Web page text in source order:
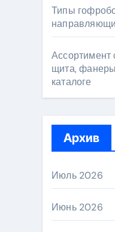
Типы
Ассортимент
щита,
каталоге
Архив
Июль 2026
Июнь 2026